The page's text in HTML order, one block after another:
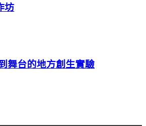
坊
舞台的地方創生實驗